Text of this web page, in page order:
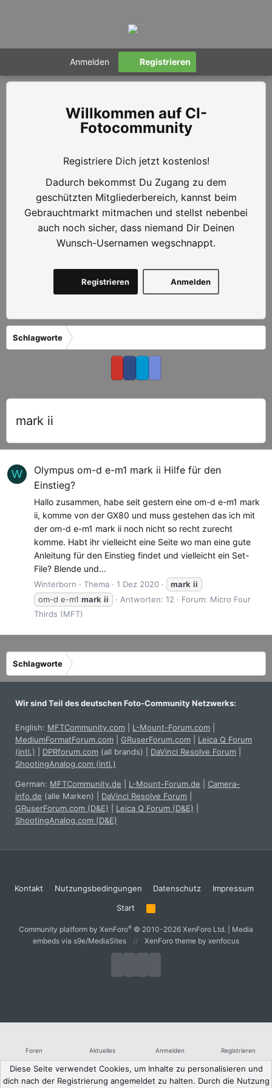
Anmelden Registrieren
CI-
Fotocommunity
Registriere Dich jetzt kostenlos!
Dadurch bekommst Du Zugang zu dem
geschützten Mitgliederbereich, kannst beim
Gebrauchtmarkt mitmachen und stellst nebenbei
auch noch sicher, dass niemand Dir Deinen
Wunsch-Usernamen wegschnappt.
Anmelden
Registrieren
Schlagworte
mark ii
W
Olympus om-d e-m1 mark ii Hilfe für den
Einstieg?
Hallo zusammen, habe seit gestern eine om-d e-m1 mark
ii, komme von der GX80 und muss gestehen das ich mit
der om-d e-m1 mark ii noch nicht so recht zurecht
komme. Habt ihr vielleicht eine Seite wo man eine gute
Anleitung für den Einstieg findet und vielleicht ein Set-
File? Blende und...
Winterborn Thema 1 Dez 2020 mark ii
om-d e-m1 mark ii Antworten: 12 Forum: Micro Four
Thirds (MFT)
Schlagworte
Wir sind Teil des deutschen Foto-Community Netzwerks:
English: MFTCommunity.com L-Mount-Forum.com
MediumFormatForum.com
GRuserForum.com
Leica Q Forum
(intl.)
DPRforum.com (all brands) DaVinci Resolve Forum
ShootingAnalog.com (intl.)
German: MFTCommunity.de L-Mount-Forum.de
Camera-
info.de (alle Marken) DaVinci Resolve Forum
GRuserForum.com (D&E)
Leica Q Forum (D&E)
ShootingAnalog.com (D&E)
Kontakt Nutzungsbedingungen Datenschutz
Impressum
Start
R
Community platform by XenForo® © 2010-2026 XenForo Ltd.
Media
embeds via s9e/MediaSites
XenForo theme by xenfocus
Foren Aktuelles Anmelden Registrieren
Diese Seite verwendet Cookies, um Inhalte zu personalisieren und
dich nach der Registrierung angemeldet zu halten. Durch die Nutzung